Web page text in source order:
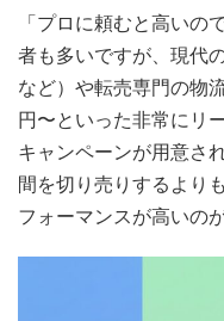
「プロに頼むと高いの
者も多いですが、現代
など）や転売専門の物
円〜といった非常にリ
キャンペーンが用意さ
間を切り売りするより
フォーマンスが高いの